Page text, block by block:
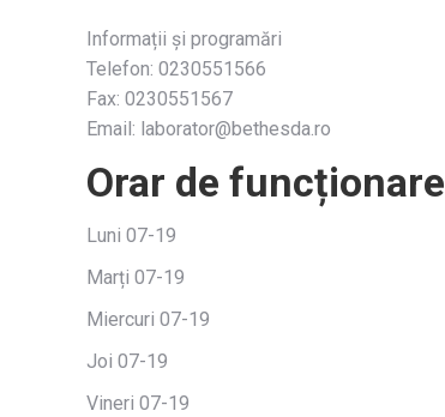
Informații și programări
Telefon: 0230551566
Fax: 0230551567
Email: laborator@bethesda.ro
Orar de funcționare
Luni 07-19
Marți 07-19
Miercuri 07-19
Joi 07-19
Vineri 07-19